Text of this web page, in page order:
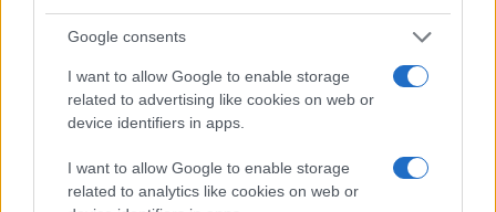
Google consents
I want to allow Google to enable storage
related to advertising like cookies on web or
device identifiers in apps.
I want to allow Google to enable storage
related to analytics like cookies on web or
σημείωσε ο υπουργός
πριν 2 ώρες
παρουσίαση του
οικονομικού